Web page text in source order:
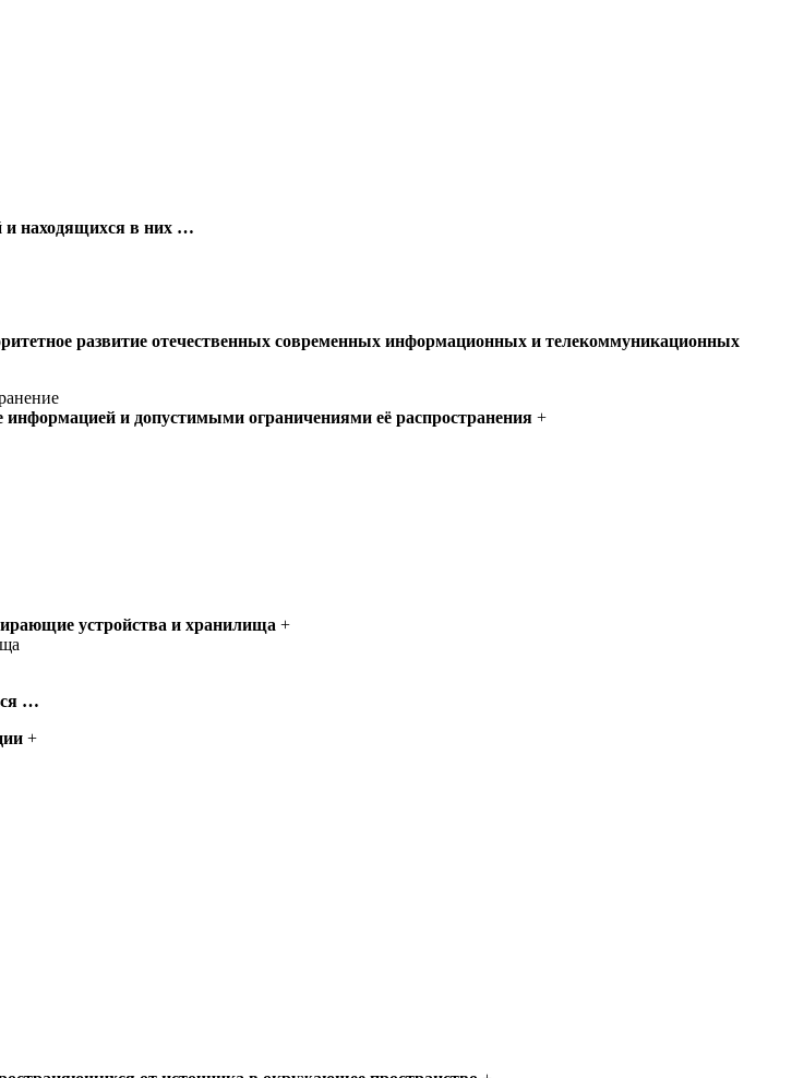
и находящихся в них …
развитие отечественных современных информационных и телекоммуникационных
информацией и допустимыми ограничениями её распространения +
устройства и хранилища +
…
+